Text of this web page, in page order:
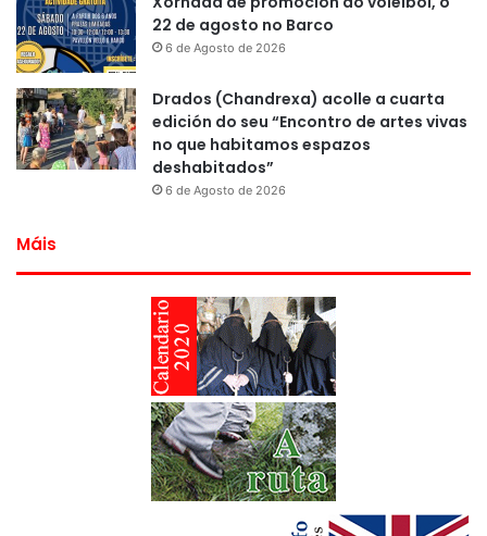
22 de agosto no Barco
6 de Agosto de 2026
Drados (Chandrexa) acolle a cuarta
edición do seu “Encontro de artes vivas
no que habitamos espazos
deshabitados”
6 de Agosto de 2026
Máis